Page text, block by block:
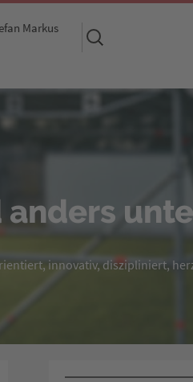
Markus
Suchen
nach:
anders
innovativ, diszipliniert,